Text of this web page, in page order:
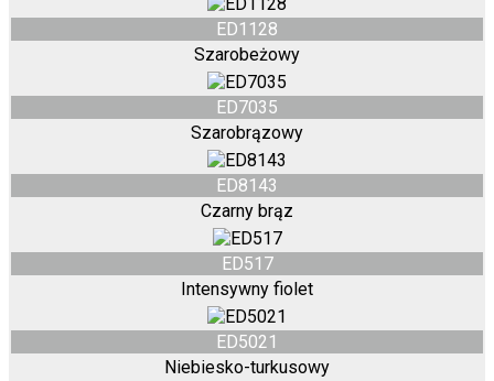
ED1128
Szarobeżowy
ED7035
Szarobrązowy
ED8143
Czarny brąz
ED517
Intensywny fiolet
ED5021
Niebiesko-turkusowy